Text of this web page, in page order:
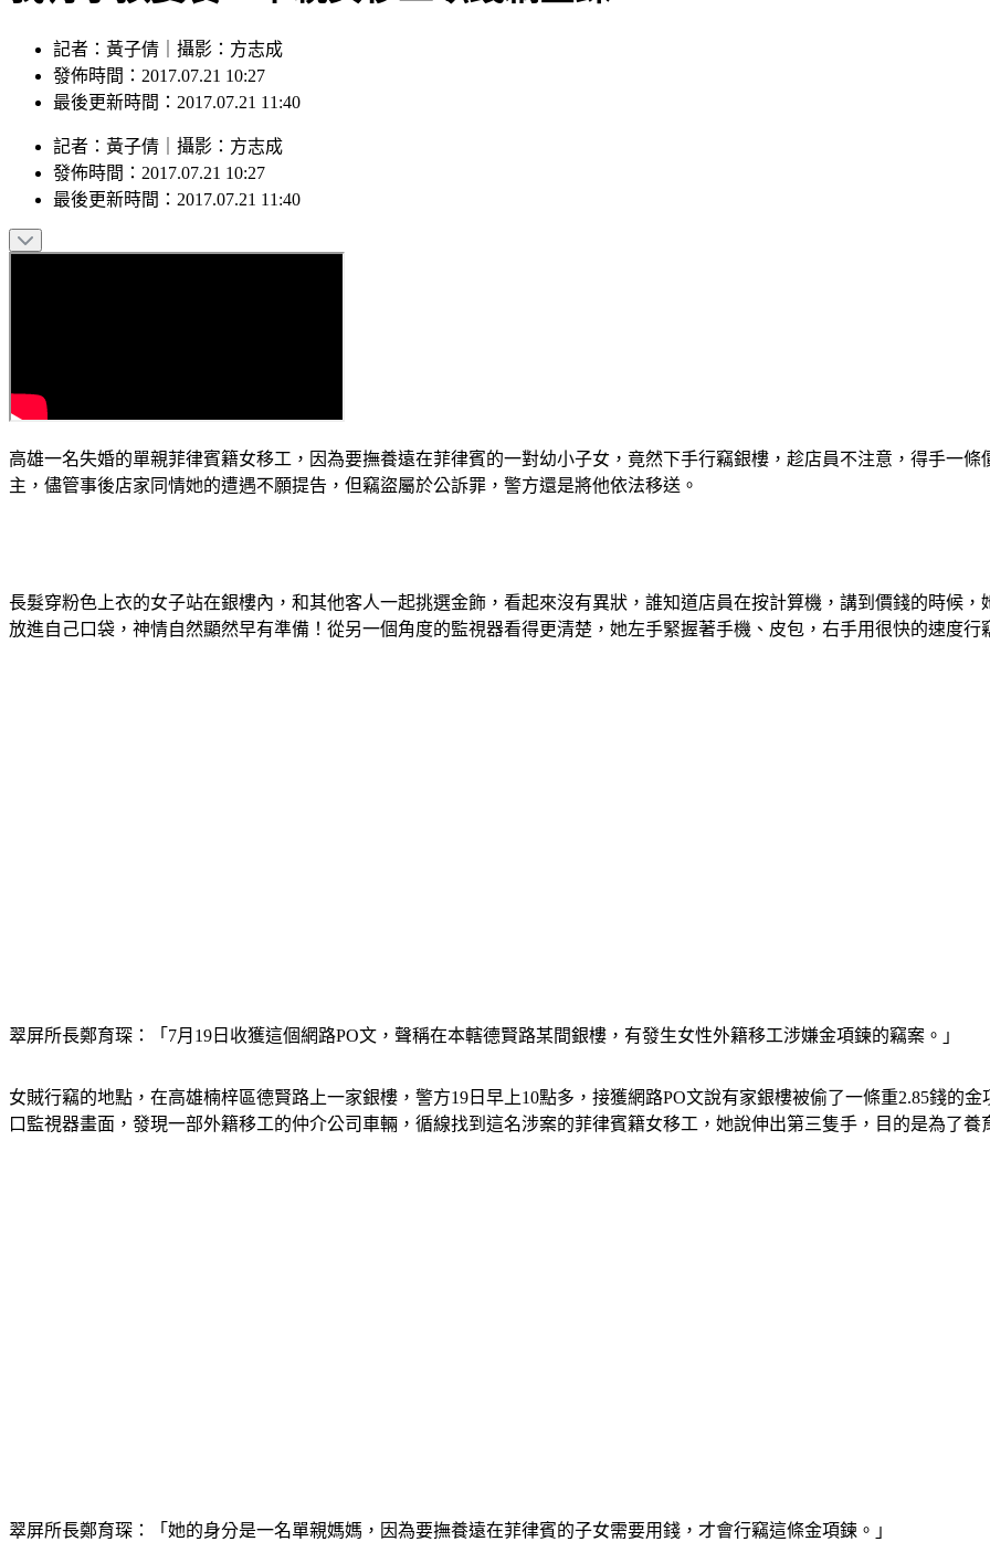
記者：黃子倩｜攝影：方志成
發佈時間：2017.07.21 10:27
最後更新時間：2017.07.21 11:40
記者 ： 黃子倩 攝影 ： 方志成
發佈時間： 2017.07.21 10:27
最後更新時間： 2017.07.21 11:40
高雄一名失婚的單親菲律賓籍女移工，因為要撫養遠在菲律賓的一對幼小子女，竟然下手行竊銀樓，趁店員不注意，得手一
主，儘管事後店家同情她的遭遇不願提告，但竊盜屬於公訴罪，警方還是將他依法移送。
長髮穿粉色上衣的女子站在銀樓內，和其他客人一起挑選金飾，看起來沒有異狀，誰知道店員在按計算機，講到價錢的時候
放進自己口袋，神情自然顯然早有準備！從另一個角度的監視器看得更清楚，她左手緊握著手機、皮包，右手用很快的速度行
翠屏所長鄭育琛：「7月19日收獲這個網路PO文，聲稱在本轄德賢路某間銀樓，有發生女性外籍移工涉嫌金項鍊的竊案。」
女賊行竊的地點，在高雄楠梓區德賢路上一家銀樓，警方19日早上10點多，接獲網路PO文說有家銀樓被偷了一條重2.85錢的
口監視器畫面，發現一部外籍移工的仲介公司車輛，循線找到這名涉案的菲律賓籍女移工，她說伸出第三隻手，目的是為了
翠屏所長鄭育琛：「她的身分是一名單親媽媽，因為要撫養遠在菲律賓的子女需要用錢，才會行竊這條金項鍊。」